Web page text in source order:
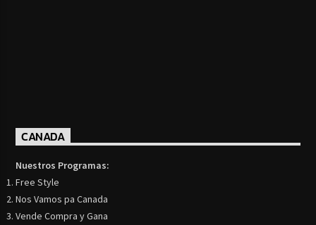
CANADA
Nuestros Programas:
Free Style
Nos Vamos pa Canada
Vende Compra y Gana